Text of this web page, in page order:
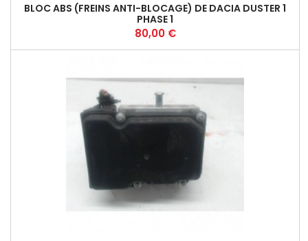
BLOC ABS (FREINS ANTI-BLOCAGE) DE DACIA DUSTER 1
PHASE 1
Prix
80,00 €